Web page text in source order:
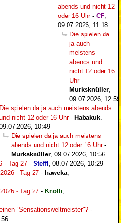
abends und nicht 12
oder 16 Uhr- CF
09.07.2026, 11:18
Die spielen da
ja auch
meistens
abends und
nicht 12 oder 16
Uhr-
Murksknüller
09.07.2026, 12:59
Die spielen da ja auch meistens abends
und nicht 12 oder 16 Uhr- Habakuk
09.07.2026, 10:49
Die spielen da ja auch meistens
abends und nicht 12 oder 16 Uhr-
Murksknüller 09.07.2026, 10:56
- Tag 27 - Steffl
08.07.2026, 10:29
- Tag 27 - haweka
- Tag 27 - Knolli
"Sensationsweltmeister"? -